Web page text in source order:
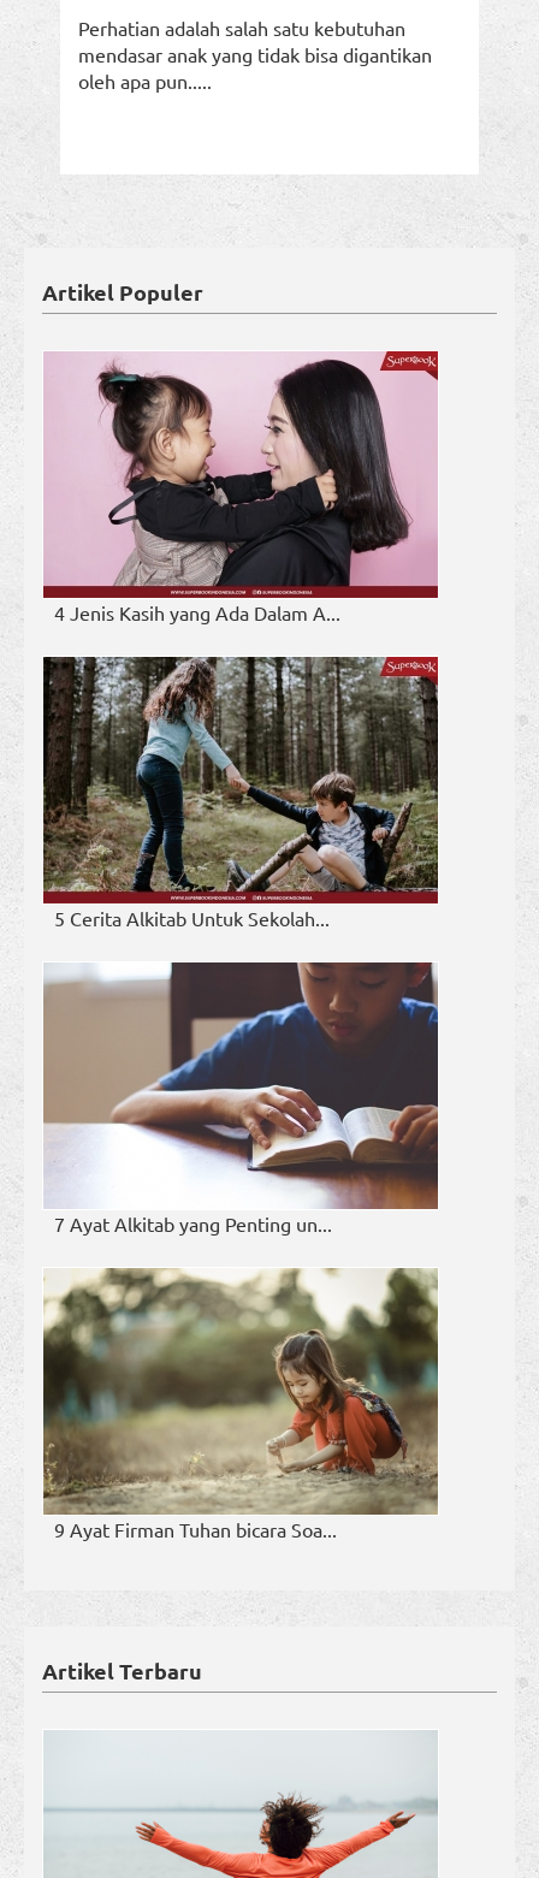
Perhatian adalah salah satu kebutuhan
mendasar anak yang tidak bisa digantikan
oleh apa pun.....
Artikel Populer
4 Jenis Kasih yang Ada Dalam A...
5 Cerita Alkitab Untuk Sekolah...
7 Ayat Alkitab yang Penting un...
9 Ayat Firman Tuhan bicara Soa...
Artikel Terbaru